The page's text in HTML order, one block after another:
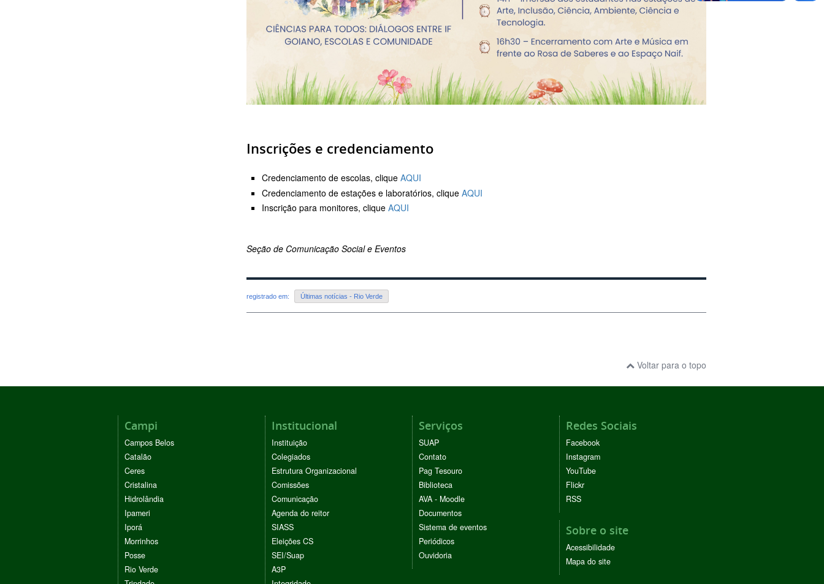
Inscrições e credenciamento
Credenciamento de escolas, clique AQUI
Credenciamento de estações e laboratórios, clique AQUI
Inscrição para monitores, clique AQUI
Seção de Comunicação Social e Eventos
registrado em: Últimas notícias - Rio Verde
Voltar para o topo
Campi
Campos Belos
Catalão
Ceres
Cristalina
Hidrolândia
Ipameri
Iporá
Morrinhos
Posse
Rio Verde
Institucional
Instituição
Colegiados
Estrutura Organizacional
Comissões
Comunicação
Agenda do reitor
SIASS
Eleições CS
SEI/Suap
A3P
Serviços
SUAP
Contato
Pag Tesouro
Biblioteca
AVA - Moodle
Documentos
Sistema de eventos
Periódicos
Ouvidoria
Redes Sociais
Facebook
Instagram
YouTube
Flickr
RSS
Sobre o site
Acessibilidade
Mapa do site